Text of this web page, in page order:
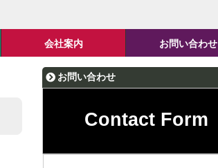
会社案内 お問い合わせ
お問い合わせ
Contact Form